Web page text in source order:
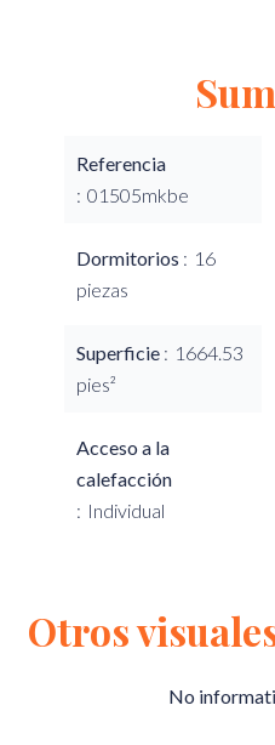
Referencia
01505mkbe
Dormitorios
16
piezas
Superficie
1664.53
pies²
Acceso a la
calefacción
Individual
Otros
No